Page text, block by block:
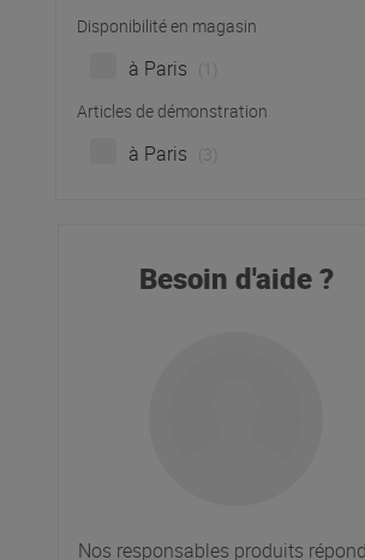
Disponibilité en magasin
à Paris
Articles de démonstration
à Paris (3)
Besoin d'aide ?
Nos responsables produits